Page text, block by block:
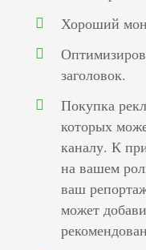
Хороший
заголовок.
Покупка
которых
каналу. К
на вашем
ваш
может